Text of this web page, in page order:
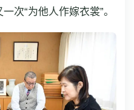
次“为他人作嫁衣裳”。